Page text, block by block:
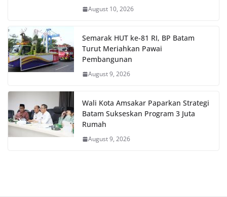
August 10, 2026
Semarak HUT ke-81 RI, BP Batam
Turut Meriahkan Pawai
Pembangunan
August 9, 2026
Wali Kota Amsakar Paparkan Strategi
Batam Sukseskan Program 3 Juta
Rumah
August 9, 2026